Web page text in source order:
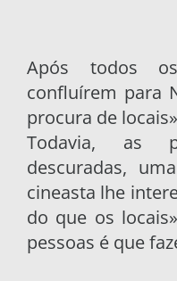
Após todos
confluírem para
procura de
Todavia, as
descuradas,
cineasta lhe
do que os
pessoas é que